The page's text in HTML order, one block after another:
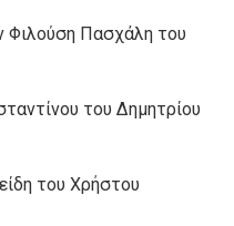
Πασχάλη του
του Δημητρίου
του Χρήστου